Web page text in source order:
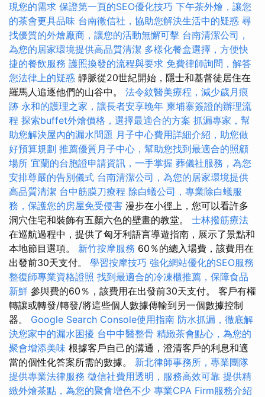
現您的需求 保證第一頁的SEO優化技巧 下午茶外燴，讓您
的茶會更具品味 台南徵信社，協助您解決生活中的疑惑 尋
找優質的外燴廠商，讓您的活動無懈可擊 台南清潔公司，
為您的居家環境提供高品質清潔 多樣化餐盒選擇，方便快
捷的餐飲服務 護照換發的流程與要求 免費律師詢問，解答
您法律上的疑惑 靜脈從20世紀開始，隱士和基督徒居住在
羅馬人追逐他們的山谷中。 法令紋醫美療程，減少歲月痕
跡 永和的護理之家，讓長者安享晚年 柬埔寨簽證的辦理流
程 探索buffet外燴價格，選擇最適合的方案 抓漏專家，幫
助您解決屋內的漏水問題 月子中心費用詳細介紹，助您做
好預算規劃 推薦優質月子中心，幫助您找到最適合的照顧
場所 宜蘭的台胞證申請資訊，一手掌握 葬儀社服務，為您
安排尊嚴的告別儀式 台南清潔公司，為您的居家環境提供
高品質清潔 台中筋膜刀療程 除白蟻公司，專業除白蟻服
務，保護您的房屋免受侵害 漫步在小徑上，您可以看許多
洞穴住宅和裝飾有五顏六色的壁畫的教堂。 士林撥筋療法
在巡航過程中，提供了匈牙利語言導遊指南，展示了景點和
本地節目選項。 新竹按摩服務 60％的總入場費，該費用在
出發前30天支付。 學習按摩技巧 強化網站優化的SEO服務
整復師專業資格證照 找到最適合的冷凍櫃推薦，保障食品
新鮮 參與費的60％，該費用在出發前30天支付。 客戶有權
轉讓或轉發/轉發/將這些個人數據傳輸到另一個數據控制
器。 Google Search Console使用指南 防水抓漏，徹底解
決您家中的漏水困擾 台中中醫整骨 精緻茶會點心，為您的
聚會增添美味 根據客戶自己的溝通，澄清客戶的利息和適
當的個性化答案所需的數據。 新北律師事務所，專業團隊
提供專業法律服務 徵信社費用透明，服務高效可靠 提供精
緻外燴茶點，為您的聚會增色不少 專業CPA Firm服務介紹